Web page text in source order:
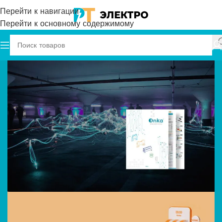
Перейти к навигации
Перейти к основному содержимому